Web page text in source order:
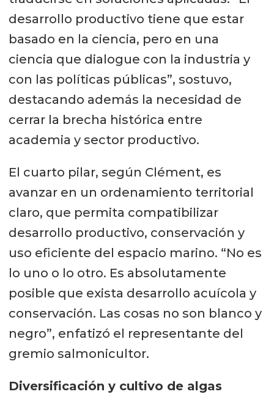
desarrollo productivo tiene que estar
basado en la ciencia, pero en una
ciencia que dialogue con la industria y
con las políticas públicas”, sostuvo,
destacando además la necesidad de
cerrar la brecha histórica entre
academia y sector productivo.
El cuarto pilar, según Clément, es
avanzar en un ordenamiento territorial
claro, que permita compatibilizar
desarrollo productivo, conservación y
uso eficiente del espacio marino. “No es
lo uno o lo otro. Es absolutamente
posible que exista desarrollo acuícola y
conservación. Las cosas no son blanco y
negro”, enfatizó el representante del
gremio salmonicultor.
Diversificación y cultivo de algas